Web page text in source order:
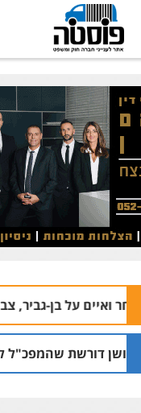
על בן-גביר, צבי סוכות
שהמפכ"ל לא ידון